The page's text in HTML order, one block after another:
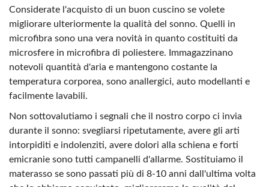
Considerate l'acquisto di un buon cuscino se volete
migliorare ulteriormente la qualità del sonno. Quelli in
microfibra sono una vera novità in quanto costituiti da
microsfere in microfibra di poliestere. Immagazzinano
notevoli quantità d'aria e mantengono costante la
temperatura corporea, sono anallergici, auto modellanti e
facilmente lavabili.
Non sottovalutiamo i segnali che il nostro corpo ci invia
durante il sonno: svegliarsi ripetutamente, avere gli arti
intorpiditi e indolenziti, avere dolori alla schiena e forti
emicranie sono tutti campanelli d'allarme. Sostituiamo il
materasso se sono passati più di 8-10 anni dall'ultima volta